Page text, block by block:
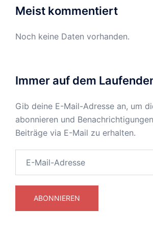
Meist kommentiert
Noch keine Daten vorhanden.
Immer auf dem
Gib deine E-Mail-Adresse an, um
abonnieren und
Beiträge via E-Mail zu erhalten.
ABONNIEREN